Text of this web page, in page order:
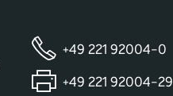
+49 221 92004-0
+49 221 92004-29